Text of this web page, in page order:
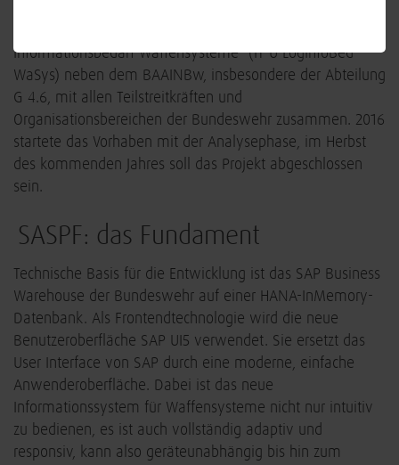
Informationsbedarf Waffensysteme“ (IT-U LogInfoBed
WaSys) neben dem BAAINBw, insbesondere der Abteilung
G 4.6, mit allen Teilstreitkräften und
Organisationsbereichen der Bundeswehr zusammen. 2016
startete das Vorhaben mit der Analysephase, im Herbst
des kommenden Jahres soll das Projekt abgeschlossen
sein.
SASPF: das Fundament
Technische Basis für die Entwicklung ist das SAP Business
Warehouse der Bundeswehr auf einer HANA-InMemory-
Datenbank. Als Frontendtechnologie wird die neue
Benutzeroberfläche SAP UI5 verwendet. Sie ersetzt das
User Interface von SAP durch eine moderne, einfache
Anwenderoberfläche. Dabei ist das neue
Informationssystem für Waffensysteme nicht nur intuitiv
zu bedienen, es ist auch vollständig adaptiv und
responsiv, kann also geräteunabhängig bis hin zum